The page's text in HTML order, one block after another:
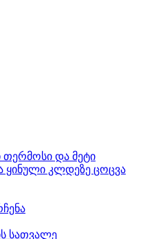
თერმოსი და მეტი
კლდეზე ცოცვა
სათვალე